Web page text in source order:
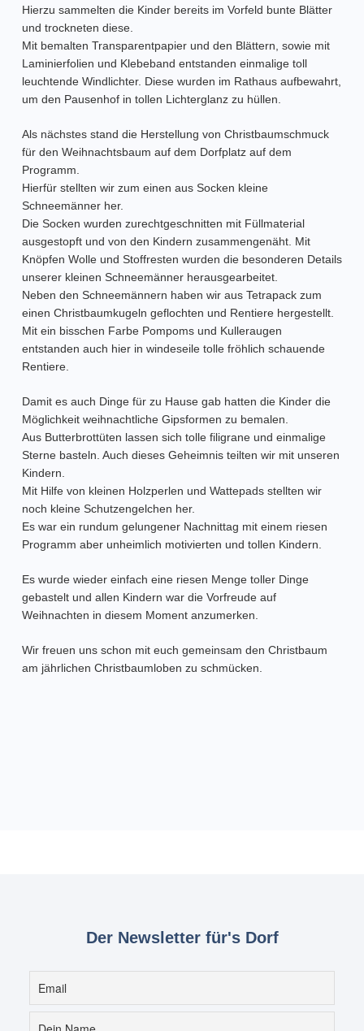
Hierzu sammelten die Kinder bereits im Vorfeld bunte Blätter
und trockneten diese.
Mit bemalten Transparentpapier und den Blättern, sowie mit
Laminierfolien und Klebeband entstanden einmalige toll
leuchtende Windlichter. Diese wurden im Rathaus aufbewahrt,
um den Pausenhof in tollen Lichterglanz zu hüllen.
Als nächstes stand die Herstellung von Christbaumschmuck
für den Weihnachtsbaum auf dem Dorfplatz auf dem
Programm.
Hierfür stellten wir zum einen aus Socken kleine
Schneemänner her.
Die Socken wurden zurechtgeschnitten mit Füllmaterial
ausgestopft und von den Kindern zusammengenäht. Mit
Knöpfen Wolle und Stoffresten wurden die besonderen Details
unserer kleinen Schneemänner herausgearbeitet.
Neben den Schneemännern haben wir aus Tetrapack zum
einen Christbaumkugeln geflochten und Rentiere hergestellt.
Mit ein bisschen Farbe Pompoms und Kulleraugen
entstanden auch hier in windeseile tolle fröhlich schauende
Rentiere.
Damit es auch Dinge für zu Hause gab hatten die Kinder die
Möglichkeit weihnachtliche Gipsformen zu bemalen.
Aus Butterbrottüten lassen sich tolle filigrane und einmalige
Sterne basteln. Auch dieses Geheimnis teilten wir mit unseren
Kindern.
Mit Hilfe von kleinen Holzperlen und Wattepads stellten wir
noch kleine Schutzengelchen her.
Es war ein rundum gelungener Nachnittag mit einem riesen
Programm aber unheimlich motivierten und tollen Kindern.
Es wurde wieder einfach eine riesen Menge toller Dinge
gebastelt und allen Kindern war die Vorfreude auf
Weihnachten in diesem Moment anzumerken.
Wir freuen uns schon mit euch gemeinsam den Christbaum
am jährlichen Christbaumloben zu schmücken.
Der Newsletter für's Dorf